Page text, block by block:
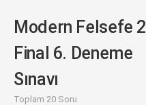
Modern Felsefe 2
Final 6. Deneme
Sınavı
Toplam 20 Soru